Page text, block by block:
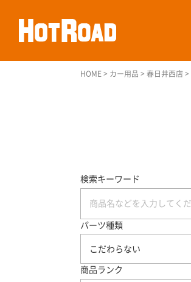
HOME > カー用品 > 春日井西店 >
検索キーワード
パーツ種類
こだわらない
商品ランク